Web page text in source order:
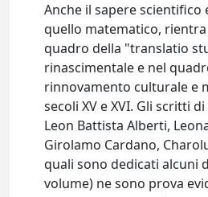
Anche il sapere scientifico
quello matematico,
quadro della "translatio
rinascimentale e nel
rinnovamento culturale e
secoli XV e XVI. Gli scritti
Leon Battista Alberti,
Girolamo Cardano,
quali sono dedicati alcuni
volume) ne sono prova